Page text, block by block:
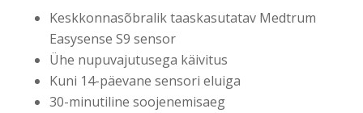
Keskkonnasõbralik taaskasutatav Medtrum
Easysense S9 sensor
Ühe nupuvajutusega käivitus
Kuni 14-päevane sensori eluiga
30-minutiline soojenemisaeg